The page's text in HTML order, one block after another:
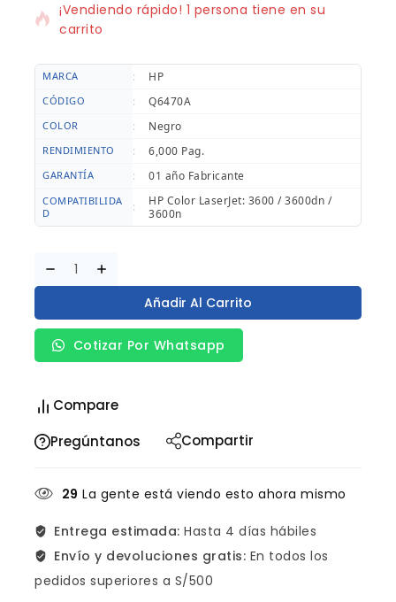
¡Vendiendo rápido! 1 persona tiene en su
carrito
MARCA : HP
CÓDIGO : Q6470A
COLOR : Negro
RENDIMIENTO : 6,000 Pag.
GARANTÍA : 01 año Fabricante
COMPATIBILIDA
D
:
HP Color LaserJet: 3600 / 3600dn /
3600n
Añadir Al Carrito
Cotizar Por Whatsapp
Compare
Pregúntanos
Compartir
29 La gente está viendo esto ahora mismo
Entrega estimada: Hasta 4 días hábiles
Envío y devoluciones gratis: En todos los
pedidos superiores a S/500